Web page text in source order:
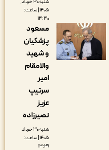
شنبه ۳۰ خرداد,
۱۴۰۵ | ساعت:
مسعود
پزشکیان
و شهید
والامقام
نصیرزاده
شنبه ۳۰ خرداد,
۱۴۰۵ | ساعت: